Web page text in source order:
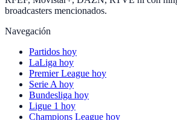
broadcasters mencionados.
Navegación
Partidos hoy
LaLiga hoy
Premier League hoy
Serie A hoy
Bundesliga hoy
Ligue 1 hoy
Champions League hoy